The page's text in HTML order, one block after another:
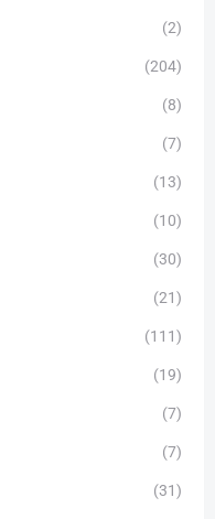
(2)
(204)
(8)
(7)
(13)
(10)
(30)
(21)
(111)
(19)
(7)
(7)
(31)